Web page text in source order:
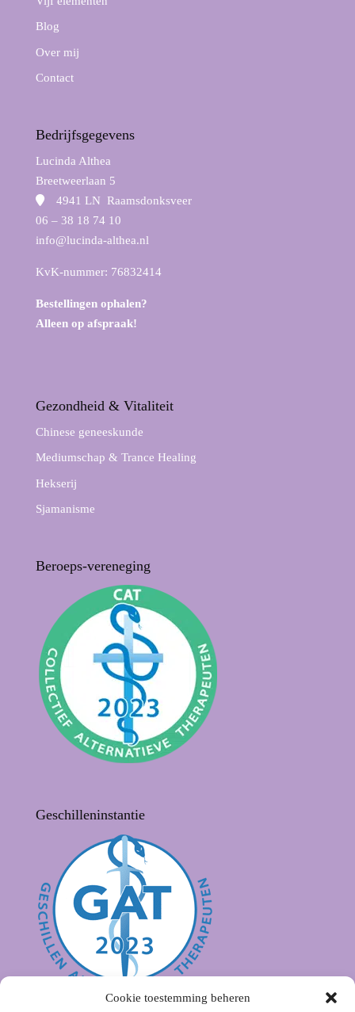
Cookie toestemming beheren
Blog
Over mij
Contact
Bedrijfsgegevens
Lucinda Althea
Breetweerlaan 5
4941 LN Raamsdonksveer
06 – 38 18 74 10
info@lucinda-althea.nl
KvK-nummer: 76832414
Bestellingen ophalen?
Alleen op afspraak!
Gezondheid & Vitaliteit
Chinese geneeskunde
Mediumschap & Trance Healing
Hekserij
Sjamanisme
Beroeps-vereneging
Geschilleninstantie